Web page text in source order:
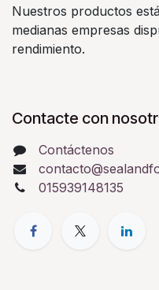
Nuestros productos
medianas empresas
rendimiento.
Contacte con
Contáctenos
015939148135